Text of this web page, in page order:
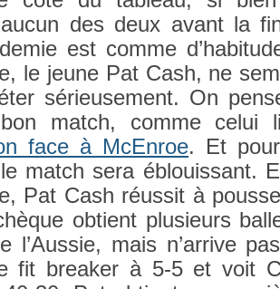
des deux avant la
demie est comme
le jeune Pat Cash, ne
sérieuse­ment. On
match, comme
face à McEn­roe. Et
match sera éblouis­sant.
Pat Cash réussit à
ob­tient plusieurs
l’Aus­sie, mais n’ar­rive
fit break­er à 5-5 et voit